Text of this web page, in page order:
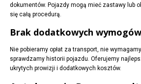
dokumentów. Pojazdy mogą mieć zastawy lub
się całą procedurą.
Brak dodatkowych
Nie pobieramy opłat za transport, nie
sprawdzamy historii pojazdu. Oferujemy
ukrytych prowizji i dodatkowych kosztów.